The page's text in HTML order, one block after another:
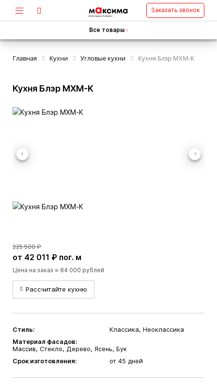
Заказать звонок
Все товары
Главная Кухни Угловые кухни Кухня Блэр MXM-K
Кухня Блэр MXM-K
225 500 ₽
от 42 011 ₽ пог. м
Цена на заказ ≈ 84 000 рублей
Рассчитайте кухню
Стиль:
Классика, Неоклассика
Материал фасадов:
Массив, Стекло, Дерево, Ясень, Бук
Срок изготовления:
от 45 дней